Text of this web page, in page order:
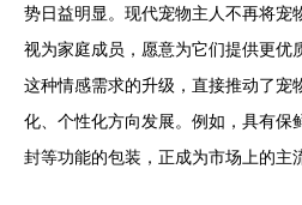
势日益明显。现代宠物主人不再将宠
视为家庭成员，愿意为它们提供更优
这种情感需求的升级，直接推动了宠
化、个性化方向发展。例如，具有保
封等功能的包装，正成为市场上的主